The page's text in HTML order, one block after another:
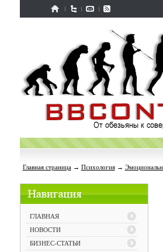
Главная страница→ Психология→
ГЛАВНАЯ
НОВОСТИ
БИЗНЕС-СТАТЬИ